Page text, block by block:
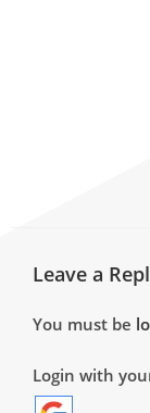
Leave a
You must be
Login with